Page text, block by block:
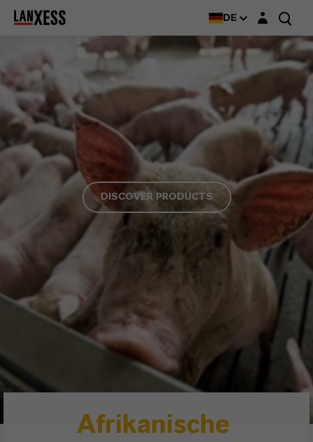
DE Login-Maske
DISCOVER PRODUCTS
Afrikanische